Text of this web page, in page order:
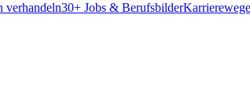
verhandeln30+ Jobs & Berufsbilder